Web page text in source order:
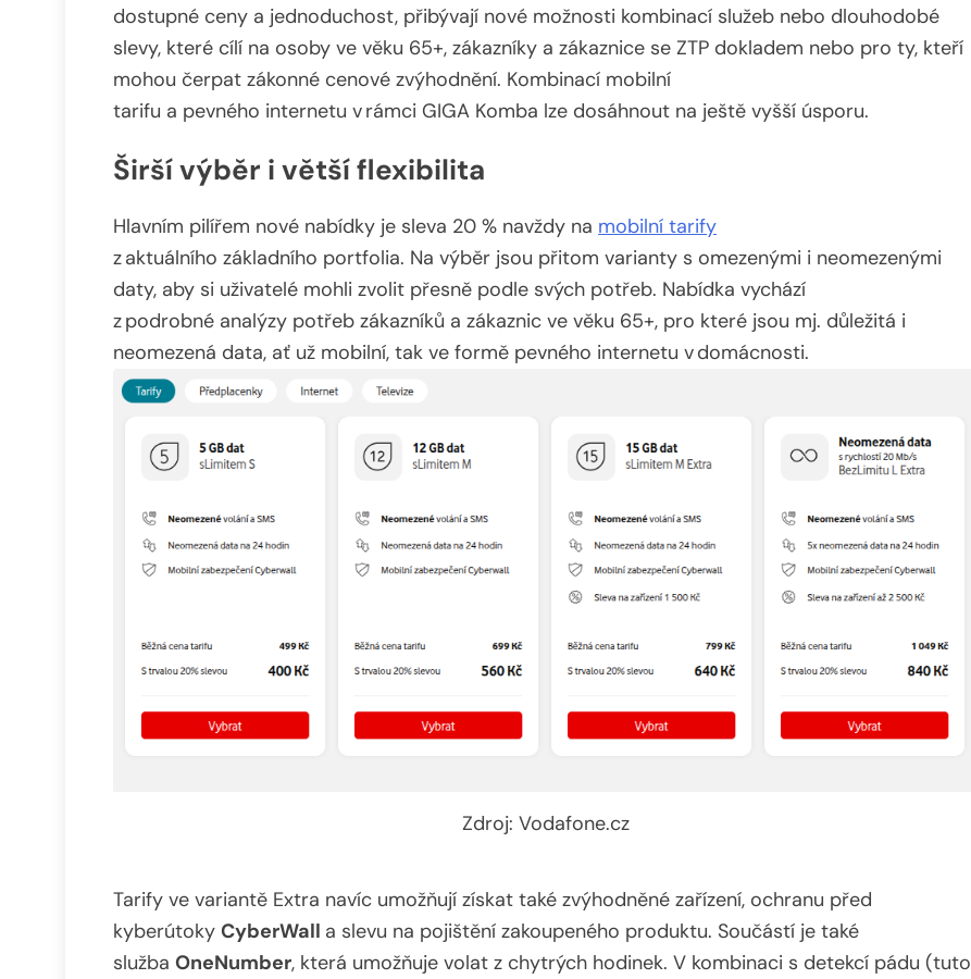
dostupné ceny a jednoduchost, přibývají nové možnosti kombinací služeb nebo dlouhodobé
slevy, které cílí na osoby ve věku 65+, zákazníky a zákaznice se ZTP dokladem nebo pro ty, kteří
mohou čerpat zákonné cenové zvýhodnění. Kombinací mobilní
tarifu a pevného internetu v rámci GIGA Komba lze dosáhnout na ještě vyšší úsporu.
Širší výběr i větší flexibilita
Hlavním pilířem nové nabídky je sleva 20 % navždy na mobilní tarify
z aktuálního základního portfolia. Na výběr jsou přitom varianty s omezenými i neomezenými
daty, aby si uživatelé mohli zvolit přesně podle svých potřeb. Nabídka vychází
z podrobné analýzy potřeb zákazníků a zákaznic ve věku 65+, pro které jsou mj. důležitá i
neomezená data, ať už mobilní, tak ve formě pevného internetu v domácnosti.
Zdroj: Vodafone.cz
Tarify ve variantě Extra navíc umožňují získat také zvýhodněné zařízení, ochranu před
kyberútoky CyberWall a slevu na pojištění zakoupeného produktu. Součástí je také
služba OneNumber, která umožňuje volat z chytrých hodinek. V kombinaci s detekcí pádu (tuto